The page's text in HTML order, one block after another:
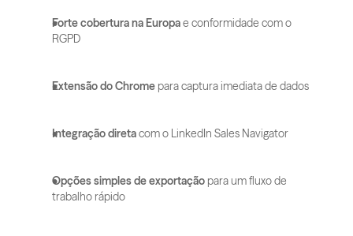
Forte cobertura na Europa e conformidade com o
RGPD
Extensão do Chrome para captura imediata de dados
Integração direta com o LinkedIn Sales Navigator
Opções simples de exportação para um fluxo de
trabalho rápido